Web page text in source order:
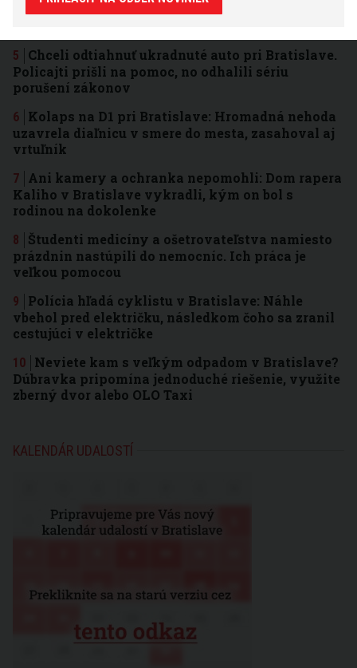
dopravné obmedzenia pre festival: Pred cestou do
Chceli odtiahnuť ukradnuté auto pri Bratislave.
Policajti prišli na pomoc, no odhalili sériu
porušení zákonov
Kolaps na D1 pri Bratislave: Hromadná nehoda
uzavrela diaľnicu v smere do mesta, zasahoval aj
vrtuľník
Ani kamery a ochranka nepomohli: Dom rapera
Kaliho v Bratislave vykradli, kým on bol s
rodinou na dokolenke
Študenti medicíny a ošetrovateľstva namiesto
prázdnin nastúpili do nemocníc. Ich práca je
veľkou pomocou
Polícia hľadá cyklistu v Bratislave: Náhle
vbehol pred električku, následkom čoho sa zranil
cestujúci v električke
Neviete kam s veľkým odpadom v Bratislave?
Dúbravka pripomína jednoduché riešenie, využite
zberný dvor alebo OLO Taxi
KALENDÁR UDALOSTÍ